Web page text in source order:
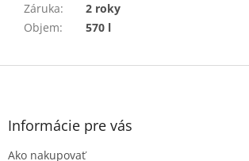
Záruka:
2 roky
Objem: 570 l
Z
Informácie pre vás
Ako nakupovať